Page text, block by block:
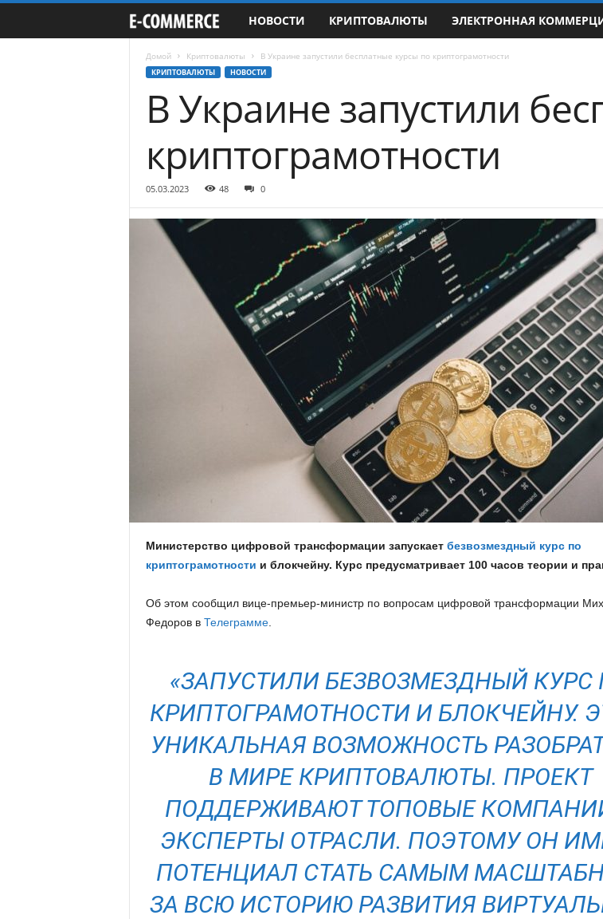
-
o
c
u
НОВОСТИ КРИПТОВАЛЮТЫ ЭЛЕКТРОННАЯ
Домой Криптовалюты В Украине запустили бесплатные курсы по криптограмотности
КРИПТОВАЛЮТЫ НОВОСТИ
В Украине запустили
криптограмотности
05.03.2023 48 0
Министерство цифровой трансформации запускает безвозмездный курс по
криптограмотности и блокчейну. Курс предусматривает 100 часов теории и
Об этом сообщил вице-премьер-министр по вопросам цифровой трансформации
Федоров в Телеграмме.
«ЗАПУСТИЛИ БЕЗВОЗМЕЗДНЫЙ КУРС
КРИПТОГРАМОТНОСТИ И БЛОКЧЕЙНУ.
УНИКАЛЬНАЯ ВОЗМОЖНОСТЬ
В МИРЕ КРИПТОВАЛЮТЫ. ПРОЕКТ
ПОДДЕРЖИВАЮТ ТОПОВЫЕ
ЭКСПЕРТЫ ОТРАСЛИ. ПОЭТОМУ ОН
ПОТЕНЦИАЛ СТАТЬ САМЫМ
ЗА ВСЮ ИСТОРИЮ РАЗВИТИЯ